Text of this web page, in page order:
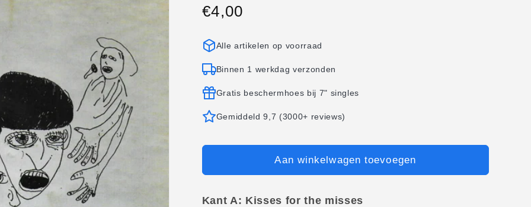
Normale
€4,00
Alle artikelen op voorraad
Binnen 1 werkdag verzonden
Gratis beschermhoes bij 7" singles
Gemiddeld 9,7 (3000+ reviews)
Aan winkelwagen toevoegen
Kant A: Kisses for the misses